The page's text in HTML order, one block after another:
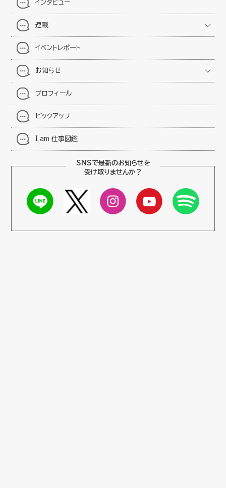
インタビュー
連載
イベントレポート
お知らせ
プロフィール
ピックアップ
I am 仕事図鑑
SNSで最新のお知らせを
受け取りませんか？